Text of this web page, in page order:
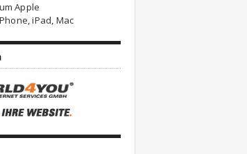
Apple
iPad, Mac